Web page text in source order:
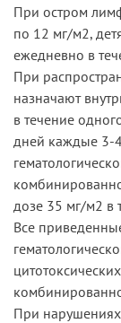
При остром
по 12 мг/м2,
ежедневно в
При
назначают
в течение
дней каждые 3-
дозе 35 мг/м2 в
Все
При